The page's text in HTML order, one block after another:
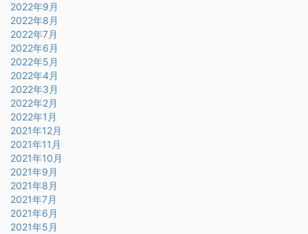
2022年9月
2022年8月
2022年7月
2022年6月
2022年5月
2022年4月
2022年3月
2022年2月
2022年1月
2021年12月
2021年11月
2021年10月
2021年9月
2021年8月
2021年7月
2021年6月
2021年5月